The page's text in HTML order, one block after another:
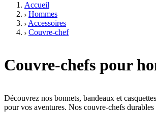
Accueil
Hommes
Accessoires
Couvre-chef
Couvre-chefs pour
Découvrez nos bonnets, bandeaux et
pour vos aventures. Nos couvre-chefs